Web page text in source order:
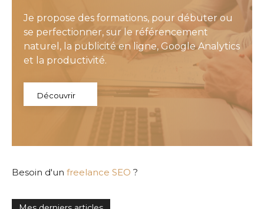
Je propose des formations, pour débuter ou
se perfectionner, sur le référencement
naturel, la publicité en ligne, Google Analytics
et la productivité.
Découvrir
Besoin d'un freelance SEO ?